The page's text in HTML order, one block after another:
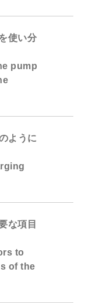
使い分
pump
ように
な項目
to
of the